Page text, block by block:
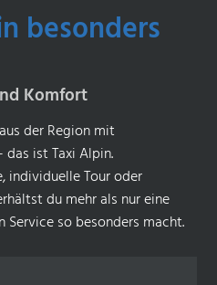
besonders
Komfort
der Region mit
ist Taxi Alpin.
individuelle Tour oder
du mehr als nur eine
Service so besonders macht.